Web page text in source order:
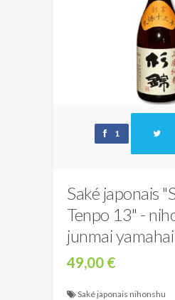
1
Saké japonais
Tenpo 13" -
junmai yamahai
49,00 €
Saké japonais nihonshu